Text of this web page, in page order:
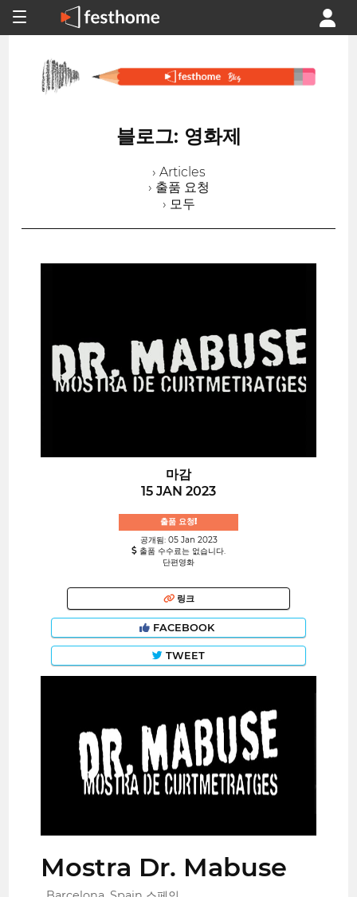
블로그: 영화제
› Articles
› 출품 요청
› 모두
마감
15 JAN 2023
출품 요청!
공개됨: 05 Jan 2023
출품 수수료는 없습니다.
단편영화
링크
FACEBOOK
TWEET
Mostra Dr. Mabuse